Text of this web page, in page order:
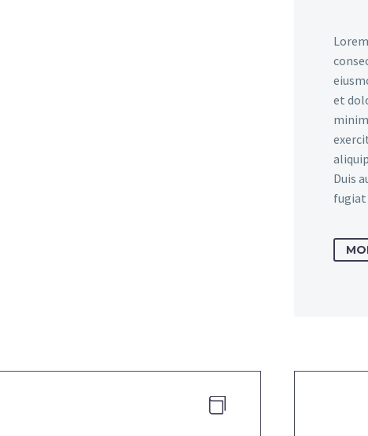
et
Duis
fugiat

